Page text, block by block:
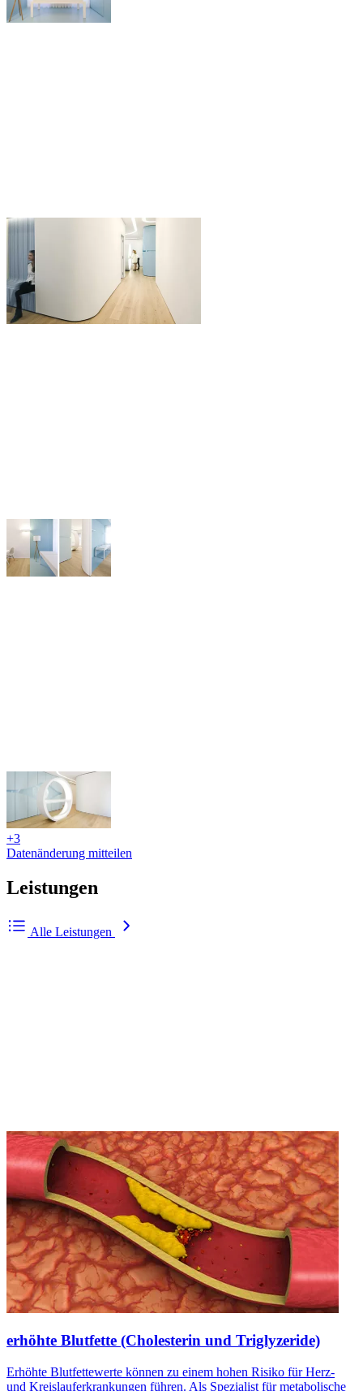
+3
Datenänderung mitteilen
Leistungen
Alle Leistungen
erhöhte Blutfette (Cholesterin und Triglyzeride)
Erhöhte Blutfettewerte können zu einem hohen Risiko für Herz-
und Kreislauferkrankungen führen. Als Spezialist für metabolische